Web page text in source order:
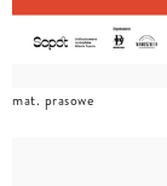
mat. prasowe